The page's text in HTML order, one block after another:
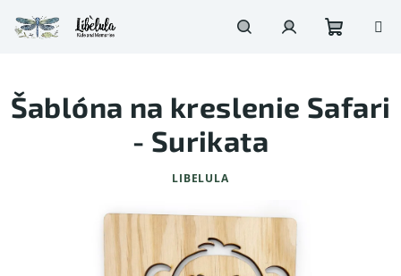
na
obsah
košík
Šablóna na kreslenie Safari
- Surikata
LIBELULA